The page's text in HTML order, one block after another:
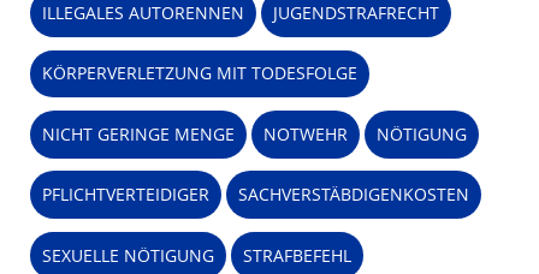
ILLEGALES AUTORENNEN JUGENDSTRAFRECHT
KÖRPERVERLETZUNG MIT TODESFOLGE
NICHT GERINGE MENGE NOTWEHR NÖTIGUNG
PFLICHTVERTEIDIGER SACHVERSTÄBDIGENKOSTEN
SEXUELLE NÖTIGUNG STRAFBEFEHL